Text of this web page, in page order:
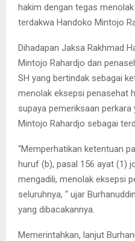
hakim dengan tegas
terdakwa Handoko Mintojo
Dihadapan Jaksa Rakhmad
Mintojo Rahardjo dan
SH yang bertindak sebagai
menolak eksepsi penasehat
supaya pemeriksaan
Mintojo Rahardjo sebagai
“Memperhatikan ketentuan
huruf (b), pasal 156 ayat (1)
mengadili, menolak eksepsi
seluruhnya, “ ujar
yang dibacakannya.
Memerintahkan, lanjut